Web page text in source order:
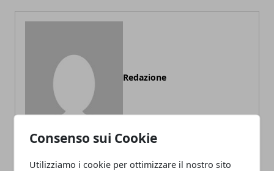
Consenso sui Cookie
Utilizziamo i cookie per ottimizzare il nostro sito
Redazione